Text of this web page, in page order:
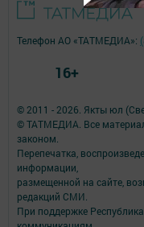
© 2011 - 2026. Якты юл
© ТАТМЕДИА. Все
законом.
Перепечатка,
информации,
размещенной на сайте,
редакций СМИ.
При поддержке
Телефон АО «ТАТМЕДИА»:
16+